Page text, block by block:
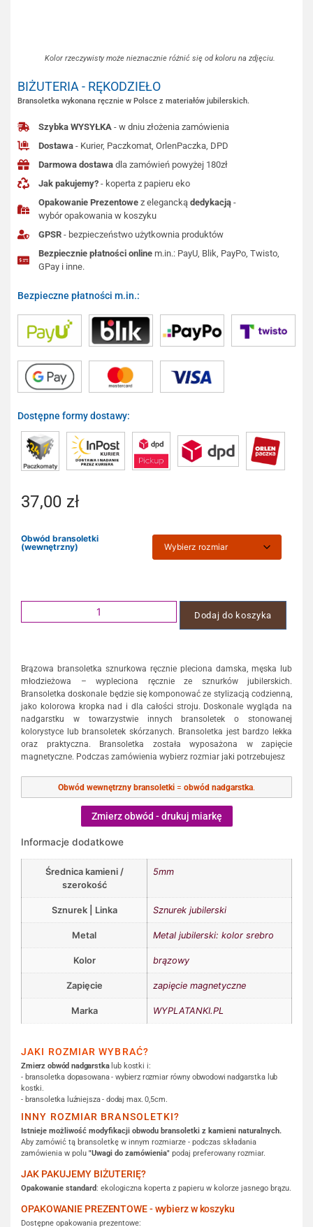
Kolor rzeczywisty może nieznacznie różnić się od koloru na zdjęciu.
BIŻUTERIA - RĘKODZIEŁO
Bransoletka wykonana ręcznie w Polsce z materiałów jubilerskich.
Szybka WYSYŁKA - w dniu złożenia zamówienia
Dostawa - Kurier, Paczkomat, OrlenPaczka, DPD
Darmowa dostawa dla zamówień powyżej 180zł
Jak pakujemy? - koperta z papieru eko
Opakowanie Prezentowe z eleganckądedykacją -
wybór opakowania w koszyku
GPSR - bezpieczeństwo użytkownia produktów
Bezpiecznie płatności online m.in.: PayU, Blik, PayPo, Twisto,
GPay i inne.
Bezpieczne płatności m.in.:
Dostępne formy dostawy:
37,00 zł
Obwód bransoletki
(wewnętrzny)
Dodaj do koszyka
Brązowa bransoletka sznurkowa ręcznie pleciona damska, męska lub
młodzieżowa – wypleciona ręcznie ze sznurków jubilerskich.
Bransoletka doskonale będzie się komponować ze stylizacją codzienną,
jako kolorowa kropka nad i dla całości stroju. Doskonale wygląda na
nadgarstku w towarzystwie innych bransoletek o stonowanej
kolorystyce lub bransoletek skórzanych. Bransoletka jest bardzo lekka
oraz praktyczna. Bransoletka została wyposażona w zapięcie
magnetyczne. Podczas zamówienia wybierz rozmiar jaki potrzebujesz
Obwód wewnętrzny bransoletki = obwód nadgarstka.
Zmierz obwód - drukuj miarkę
Informacje dodatkowe
Średnica kamieni /
szerokość
5mm
Sznurek | Linka Sznurek jubilerski
Metal Metal jubilerski: kolor srebro
Kolor brązowy
Zapięcie zapięcie magnetyczne
Marka WYPLATANKI.PL
JAKI ROZMIAR WYBRAĆ?
Zmierz obwód nadgarstkalub kostki i:
- bransoletka dopasowana - wybierz rozmiar równy obwodowi nadgarstka lub
kostki.
- bransoletka luźniejsza - dodaj max. 0,5cm.
INNY ROZMIAR BRANSOLETKI?
Istnieje możliwość modyfikacji obwodu bransoletki z kamieni naturalnych.
Aby zamówić tą bransoletkę w innym rozmiarze - podczas składania
zamówienia w polu "Uwagi do zamówienia" podaj preferowany rozmiar.
JAK PAKUJEMY BIŻUTERIĘ?
Opakowanie standard: ekologiczna koperta z papieru w kolorze jasnego brązu.
OPAKOWANIE PREZENTOWE - wybierz w koszyku
Dostępne opakowania prezentowe: